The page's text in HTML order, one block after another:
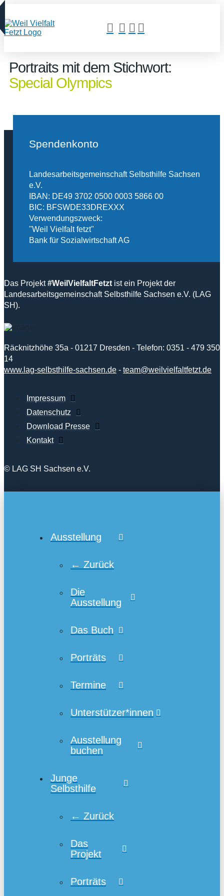
Portraits mit dem Stichwort:
Special Olympics
Spendenkonto
Landesarbeitsgemeinschaft Selbsthilfe Sachsen
e.V.
IBAN: DE49 3702 0500 0003 5866 00
BIC: BFSWDE33DREXXX
Verwendungszweck:
"Weil Vielfalt fetzt"
Bank für Sozialwirtschaft AG
Das Projekt#WeilVielfaltFetzt ist ein Projekt der
Landesarbeitsgemeinschaft Selbsthilfe Sachsen e.V. (LAG
SH).
Räcknitzhöhe 35a - 01217 Dresden - Telefon: 0351 - 479 350
14
www.lag-selbsthilfe-sachsen.de - team@weilvielfaltfetzt.de
Impressum
Datenschutz
Download Presse
Kontakt
© LAG SH Sachsen e.V.
Ausstellung
← Zurück
Die
Ausstellung
Das Buch
Porträts
Termine
Unterstützer*innen
Ausstellung
buchen
Junge
Selbsthilfe
← Zurück
Das
Projekt
Porträts